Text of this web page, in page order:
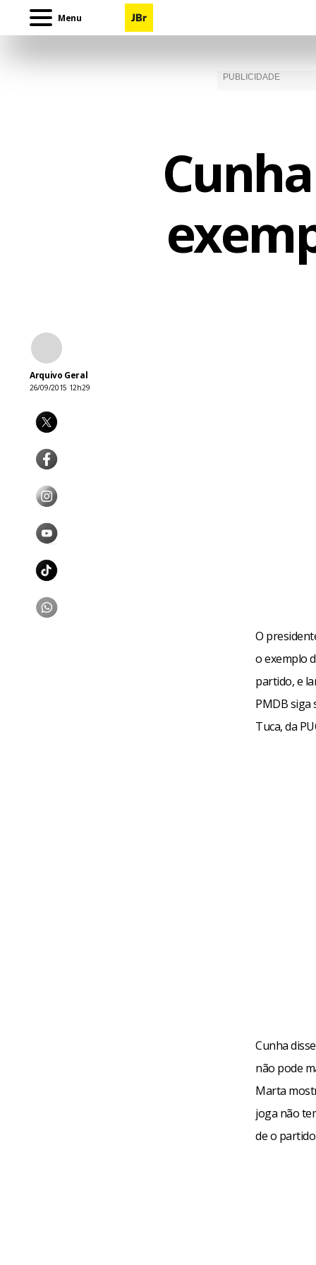
Menu
Arquivo Geral
26/09/2015 12h29
O
o exemplo
partido, e
PMDB siga
Tuca, da
Cunha
não pode
Marta
joga não
de o